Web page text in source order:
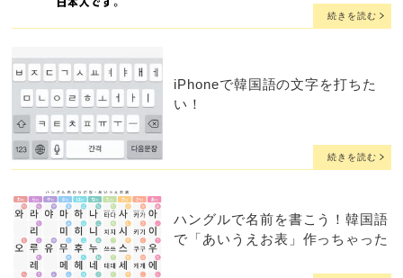
続きを読む
iPhoneで韓国語の文字を打ちた
い！
続きを読む
ハングルで名前を書こう！韓国語
で「あいうえお表」作っちゃった